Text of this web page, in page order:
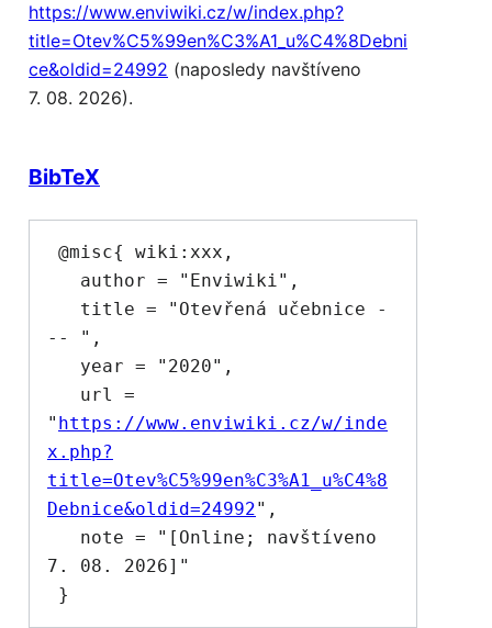
https://www.enviwiki.cz/w/index.php?
title=Otev%C5%99en%C3%A1_u%C4%8Debni
ce&oldid=24992 (naposledy navštíveno
7. 08. 2026).
BibTeX
-- ",
" https://www.enviwiki.cz/w/inde
x.php?
title=Otev%C5%99en%C3%A1_u%C4%8
Debnice&oldid=24992",
7. 08. 2026]"